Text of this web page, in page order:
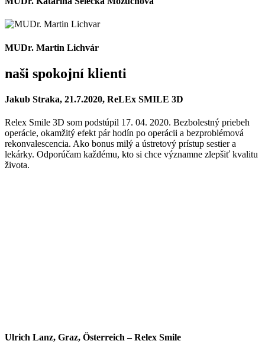
MUDr. Martin Lichvár
naši spokojní klienti
Jakub Straka, 21.7.2020, ReLEx SMILE 3D
Relex Smile 3D som podstúpil 17. 04. 2020. Bezbolestný priebeh
operácie, okamžitý efekt pár hodín po operácii a bezproblémová
rekonvalescencia. Ako bonus milý a ústretový prístup sestier a
lekárky. Odporúčam každému, kto si chce významne zlepšiť kvalitu
života.
Ulrich Lanz, Graz, Österreich – Relex Smile